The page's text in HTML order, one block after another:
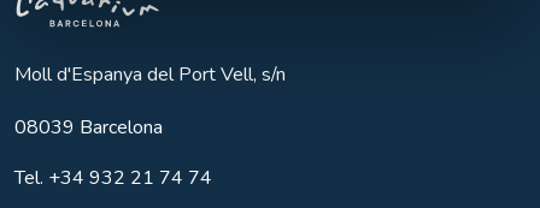
Moll d'Espanya del Port Vell, s/n
08039 Barcelona
Tel. +34 932 21 74 74